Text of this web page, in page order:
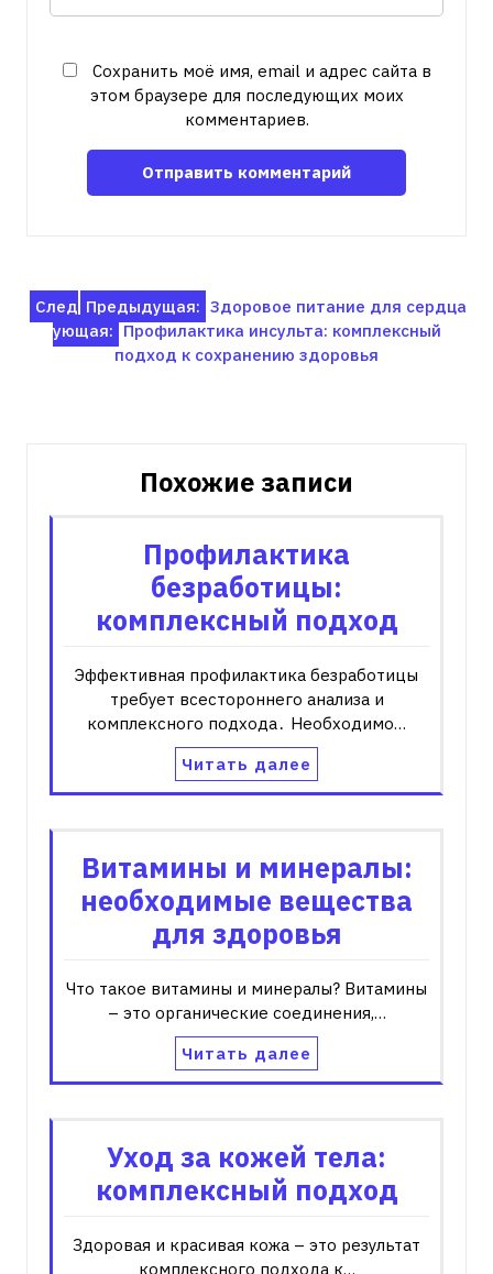
Сохранить моё имя, email и адрес сайта в
этом браузере для последующих моих
комментариев.
Навигация
по
записям
Предыдущая: Здоровое питание для сердца
След
ующая: Профилактика инсульта: комплексный
подход к сохранению здоровья
Похожие записи
Профилактика
безработицы:
комплексный подход
Эффективная профилактика безработицы
требует всестороннего анализа и
комплексного подхода․ Необходимо…
Читать далее
Витамины и минералы:
необходимые вещества
для здоровья
Что такое витамины и минералы? Витамины
– это органические соединения,…
Читать далее
Уход за кожей тела:
комплексный подход
Здоровая и красивая кожа – это результат
комплексного подхода к…